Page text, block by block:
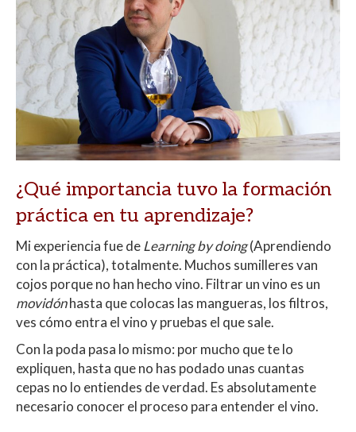
¿Qué importancia tuvo la formación
práctica en tu aprendizaje?
Mi experiencia fue deLearning by doing(Aprendiendo
con la práctica), totalmente. Muchos sumilleres van
cojos porque no han hecho vino. Filtrar un vino es un
movidónhasta que colocas las mangueras, los filtros,
ves cómo entra el vino y pruebas el que sale.
Con la poda pasa lo mismo: por mucho que te lo
expliquen, hasta que no has podado unas cuantas
cepas no lo entiendes de verdad. Es absolutamente
necesario conocer el proceso para entender el vino.